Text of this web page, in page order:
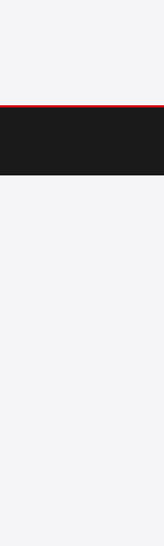
Tucuruí, PA